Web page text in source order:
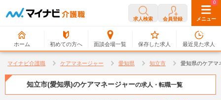
求人検索 会員登録 メニュー
ホーム 初めての方へ 面談会場一覧
0
保存した求人
0
最近見た求人
マイナビ介護職 ケアマネージャー 愛知県 知立市 愛知県のケアマ
知立市(愛知県)のケアマネージャーの求人・転職一覧